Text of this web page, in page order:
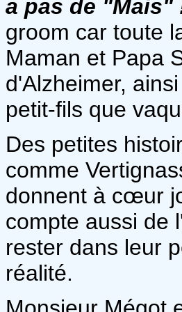
a pas de "Mais"
groom car toute
Maman et Papa
d'Alzheimer,
petit-fils que
Des petites
comme
donnent à cœur
compte aussi de
rester dans leur
réalité.